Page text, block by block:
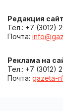
Редакция
Тел.: +7 (3012)
Почта:
Реклама на
Тел.: +7 (3012)
Почта: gazeta-